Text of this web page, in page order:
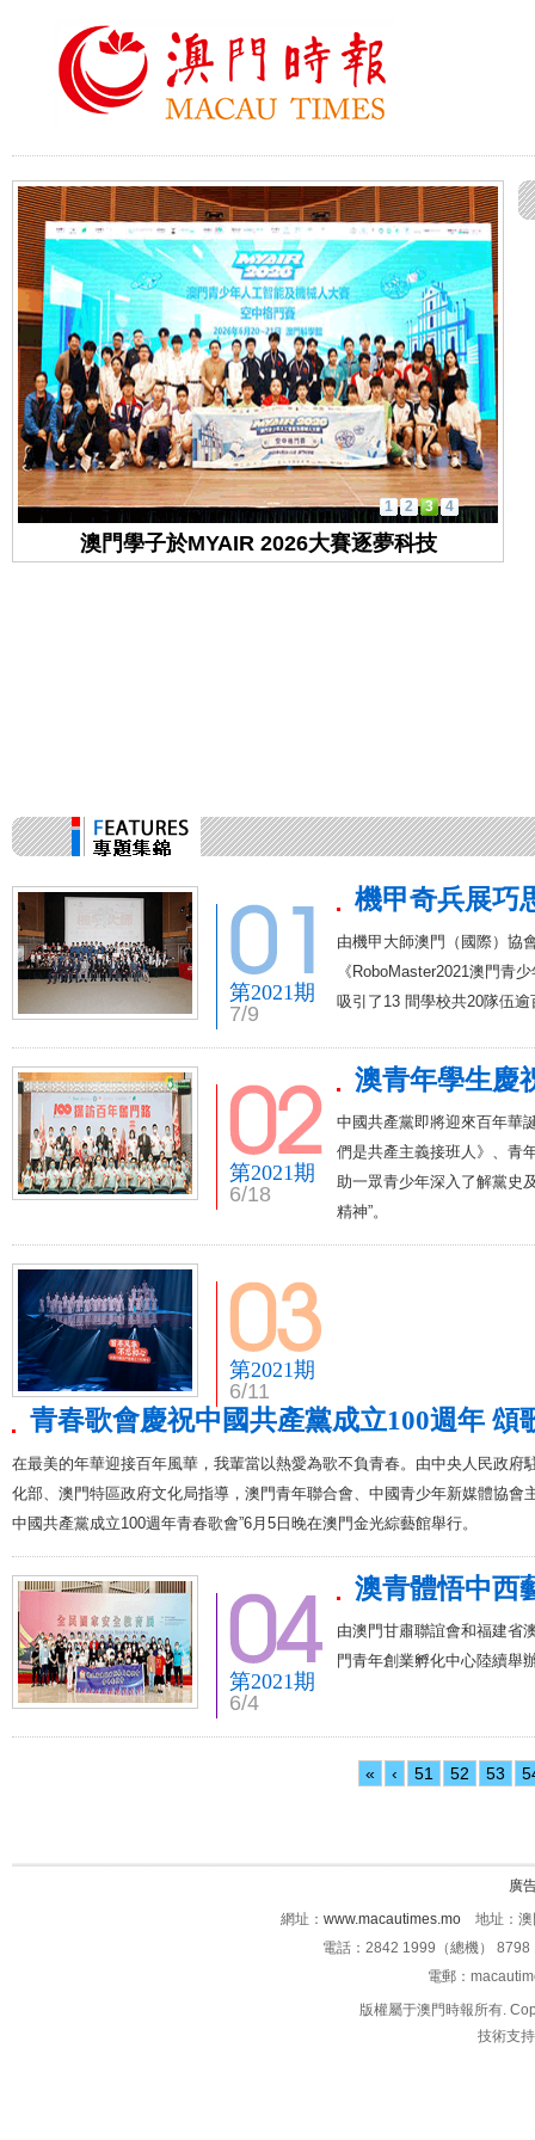
澳門學子於MYAIR 2026大賽逐夢科技
1 2 3 4
第2021期
7/9
機甲奇兵展巧
由機甲大師澳門（國際）協
《RoboMaster2021澳門青
吸引了13 間學校共20隊伍
第2021期
6/18
澳青年學生慶
中國共產黨即將迎來百年華
們是共產主義接班人》、青
助一眾青少年深入了解黨史
精神”。
第2021期
6/11
青春歌會慶祝中國共產黨成立100週年
在最美的年華迎接百年風華，我輩當以熱愛為歌不負青春。由中央人民政府
化部、澳門特區政府文化局指導，澳門青年聯合會、中國青少年新媒體協
中國共產黨成立100週年青春歌會”6月5日晚在澳門金光綜藝館舉行。
第2021期
6/4
澳青體悟中西
由澳門甘肅聯誼會和福建省
門青年創業孵化中心陸續舉
« ‹ 51 52 53
廣
網址： www.macautimes.mo 地址：澳
電話：2842 1999（總機）
電郵：
版權屬于澳門時報所有.
技術支